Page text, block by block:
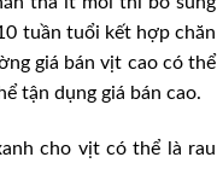
tuần tuổi kết hợp chăn
giá bán vịt cao có thể
tận dụng giá bán cao.
cho vịt có thể là rau